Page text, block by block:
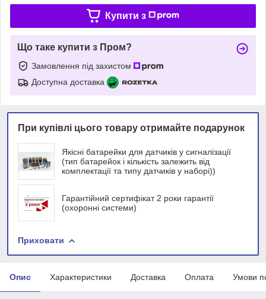
Купити з
Що таке купити з Пром?
Замовлення під захистом
Доступна доставка
При купівлі цього товару отримайте подарунок
Якісні батарейки для датчиків у сигналізації
(тип батарейок і кількість залежить від
комплектації та типу датчиків у наборі))
Гарантійний сертифікат 2 роки гарантії
(охоронні системи)
Приховати
Опис Характеристики Доставка Оплата Умови